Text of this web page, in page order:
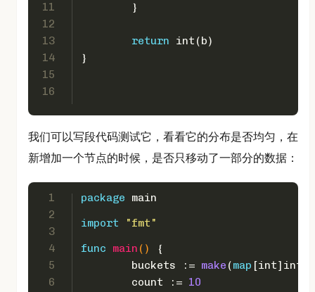
11
12
13
14
15
16
	}
return int (b)
}
我们可以写段代码测试它，看看它的分布是否均匀，在
新增加一个节点的时候，是否只移动了一部分的数据：
1
2
3
4
5
6
package main
import
"fmt"
func
main ()
{
	buckets :=
make (map [int] int
	count :=
10